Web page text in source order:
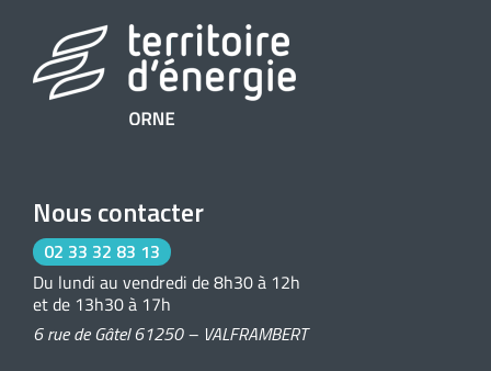
Nous contacter
02 33 32 83 13
Du lundi au vendredi de 8h30 à 12h
et de 13h30 à 17h
6 rue de Gâtel 61250 – VALFRAMBERT